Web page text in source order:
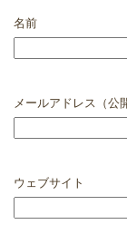
名前
メールアドレス（公
ウェブサイト